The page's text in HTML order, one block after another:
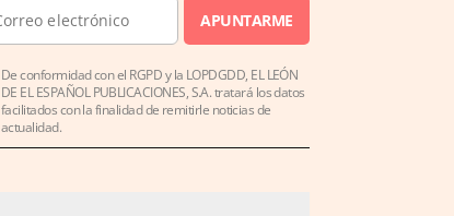
APUNTARME
De conformidad con el RGPD y la LOPDGDD, EL LEÓN
DE EL ESPAÑOL PUBLICACIONES, S.A. tratará los datos
facilitados con la finalidad de remitirle noticias de
actualidad.